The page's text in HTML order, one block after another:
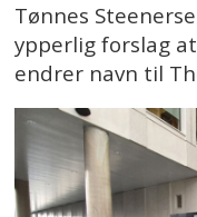
Tønnes
ypperlig forslag
endrer navn til